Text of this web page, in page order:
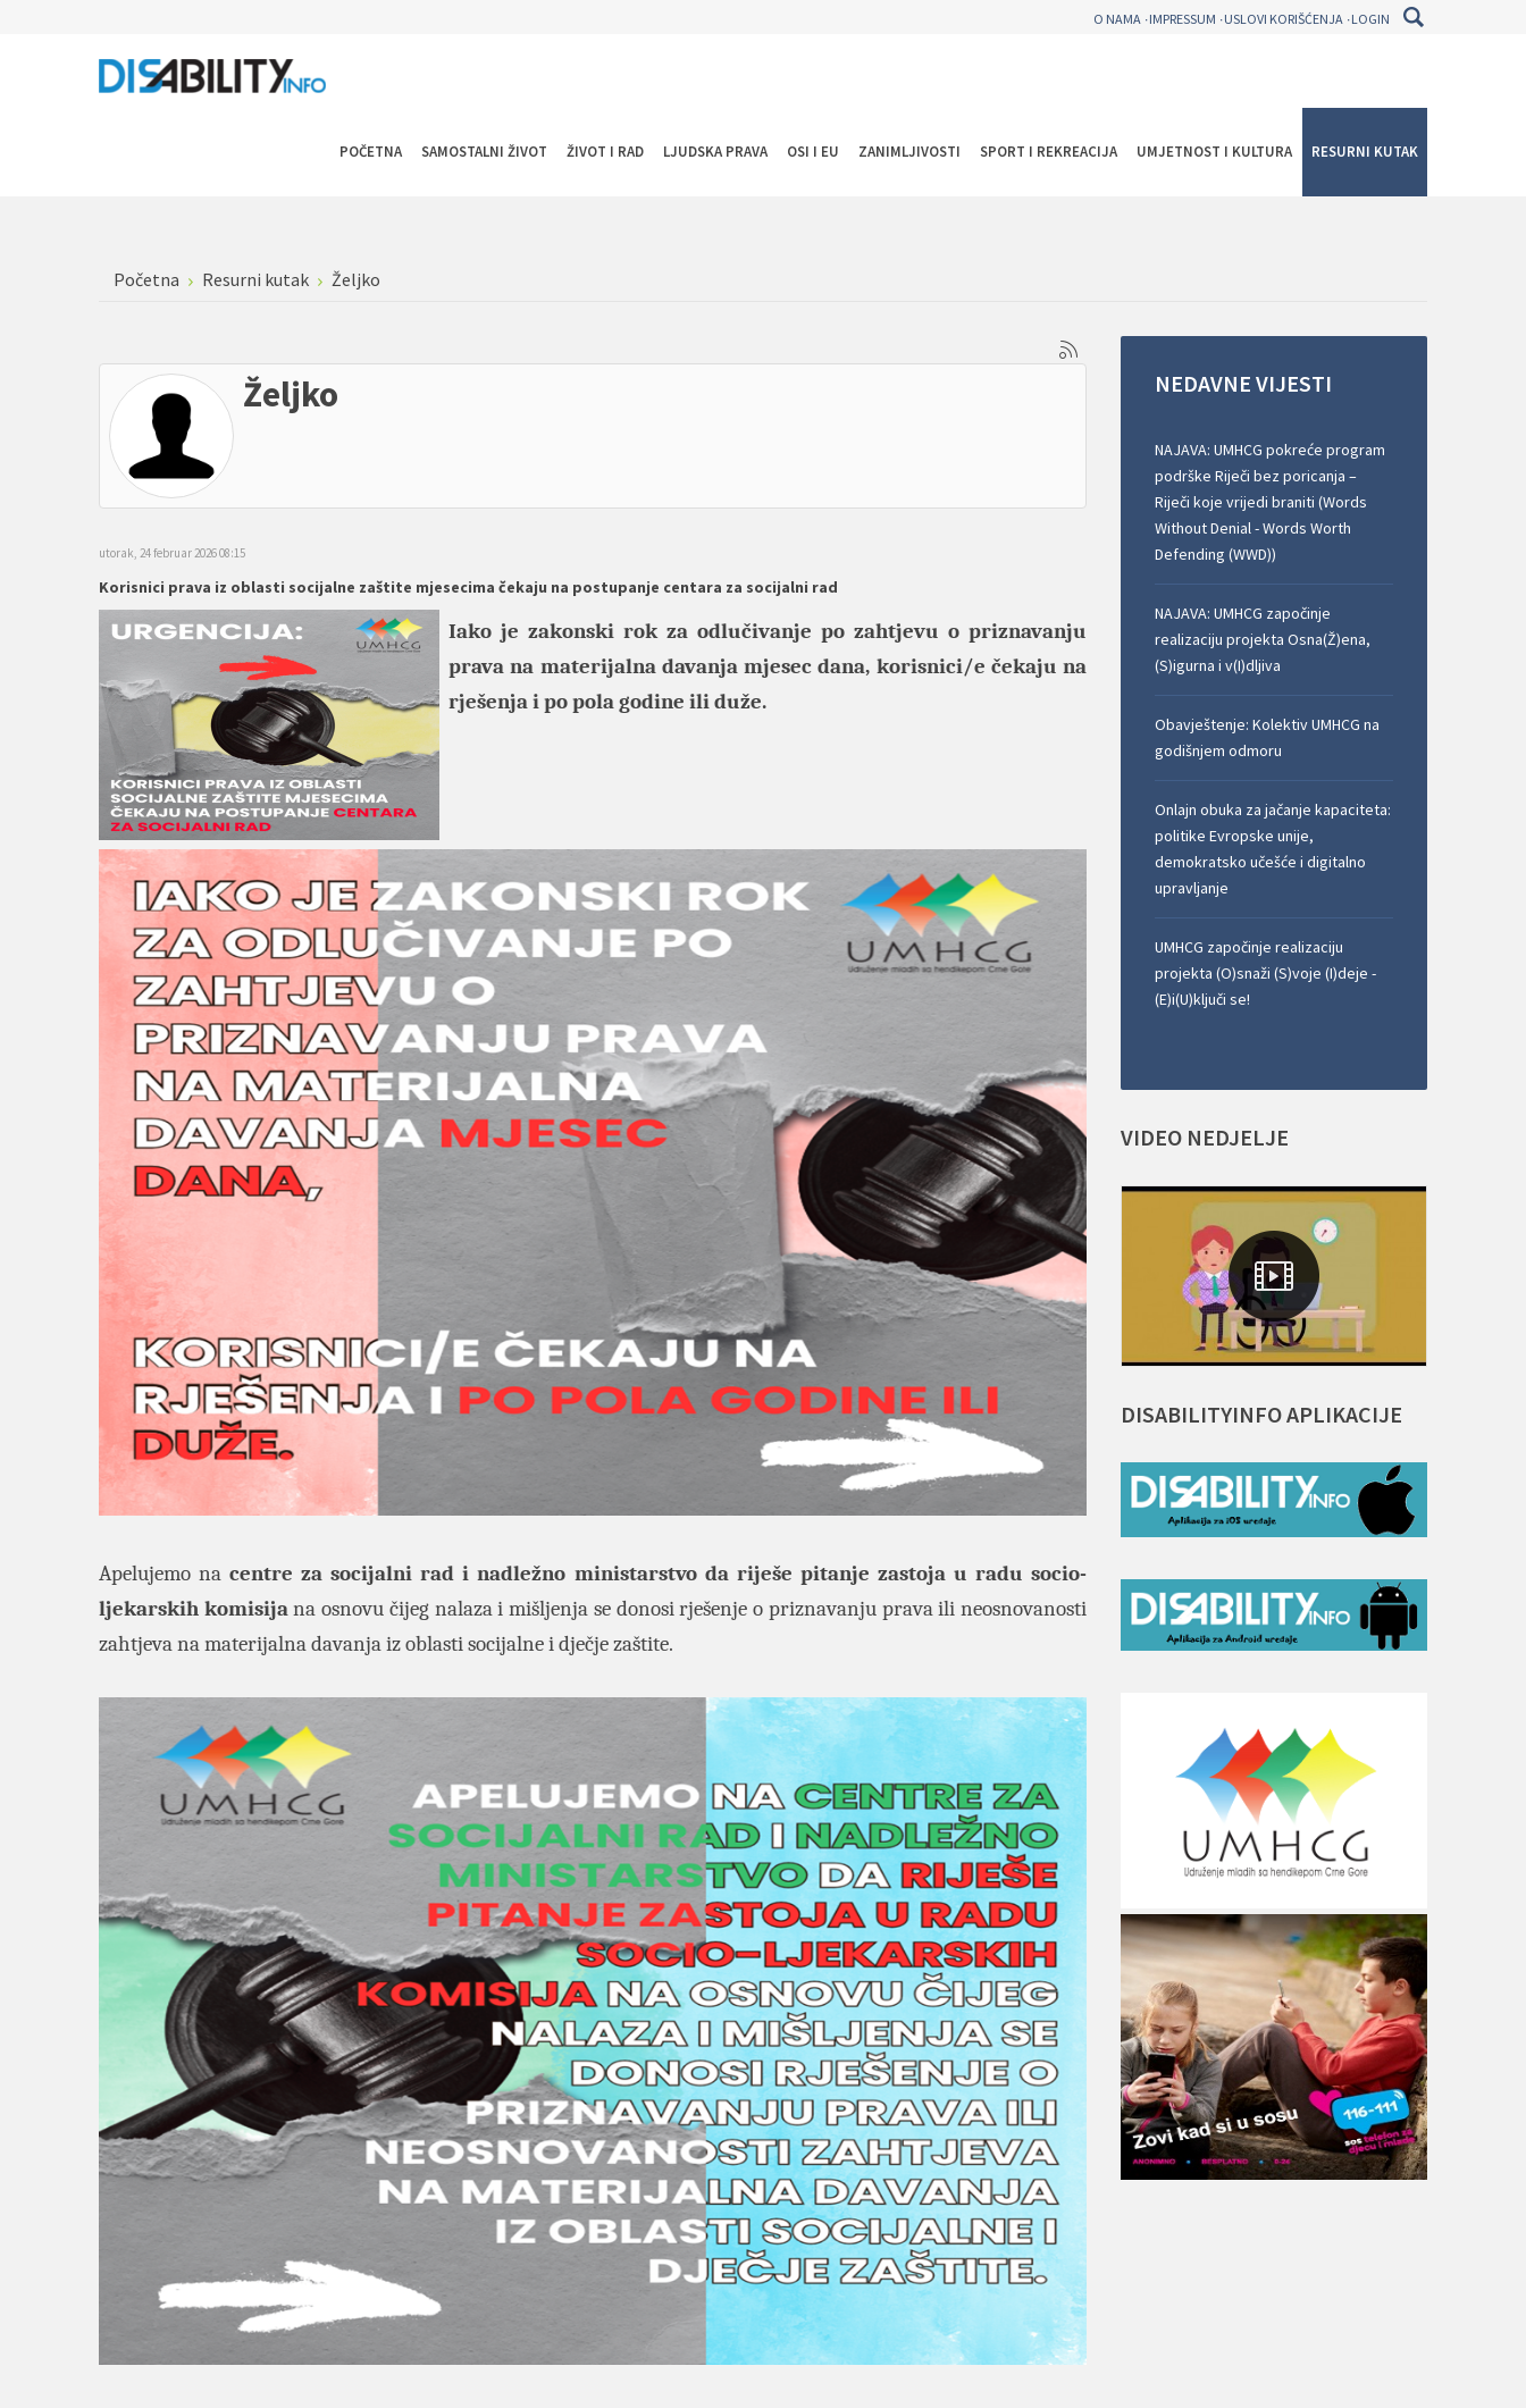
O NAMA IMPRESSUM USLOVI KORIŠĆENJA LOGIN
POČETNA SAMOSTALNI ŽIVOT ŽIVOT I RAD LJUDSKA PRAVA OSI I EU ZANIMLJIVOSTI SPORT I REKREACIJA UMJETNOST I KULTURA RESURNI KUTAK
Početna Resurni kutak Željko
Željko
utorak, 24 februar 2026 08:15
Korisnici prava iz oblasti socijalne zaštite mjesecima čekaju na postupanje centara za socijalni rad
Iako je zakonski rok za odlučivanje po zahtjevu o priznavanju
prava na materijalna davanja mjesec dana, korisnici/e čekaju na
rješenja i po pola godine ili duže.
Apelujemo nacentre za socijalni rad i nadležno ministarstvo da riješe pitanje zastoja u radu socio-
ljekarskih komisijana osnovu čijeg nalaza i mišljenja se donosi rješenje o priznavanju prava ili neosnovanosti
zahtjeva na materijalna davanja iz oblasti socijalne i dječje zaštite.
NEDAVNE VIJESTI
NAJAVA: UMHCG pokreće program
podrške Riječi bez poricanja –
Riječi koje vrijedi braniti (Words
Without Denial - Words Worth
Defending (WWD))
NAJAVA: UMHCG započinje
realizaciju projekta Osna(Ž)ena,
(S)igurna i v(I)dljiva
Obavještenje: Kolektiv UMHCG na
godišnjem odmoru
Onlajn obuka za jačanje kapaciteta:
politike Evropske unije,
demokratsko učešće i digitalno
upravljanje
UMHCG započinje realizaciju
projekta (O)snaži (S)voje (I)deje -
(E)i(U)ključi se!
VIDEO NEDJELJE
DISABILITYINFOAPLIKACIJE